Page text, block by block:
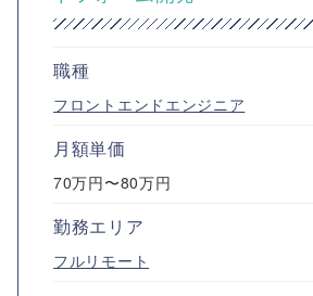
職種
フロントエンドエンジニア
月額単価
70万円〜80万円
勤務エリア
フルリモート